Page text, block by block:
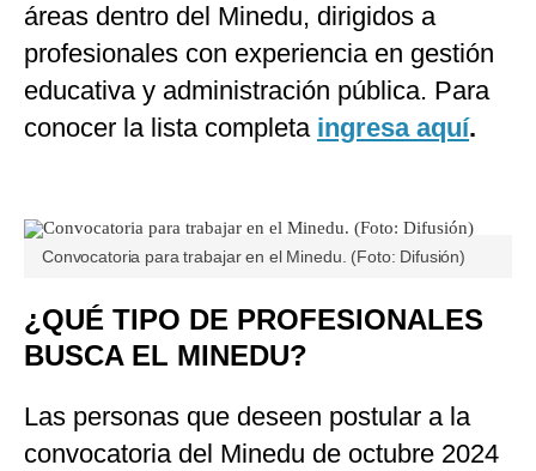
áreas dentro del Minedu, dirigidos a
profesionales con experiencia en gestión
educativa y administración pública. Para
conocer la lista completa ingresa aquí.
Convocatoria para trabajar en el Minedu. (Foto: Difusión)
¿QUÉ TIPO DE PROFESIONALES
BUSCA EL MINEDU?
Las personas que deseen postular a la
convocatoria del Minedu de octubre 2024